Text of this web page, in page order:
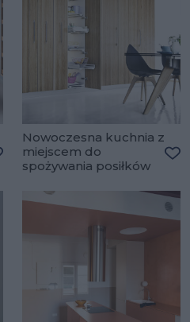
Dodaj do ulubionych
Nowoczesna kuchnia z
miejscem do
spożywania posiłków